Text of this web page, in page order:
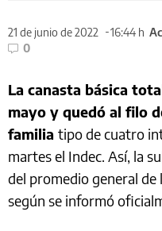
21 de junio de 2022 16:44 h
0
La canasta básica
mayo y quedó al filo
familia tipo de cuatro
martes el Indec. Así, la
del promedio general de
según se informó